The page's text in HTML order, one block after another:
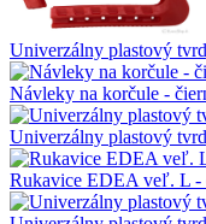
Univerzálny plastový
Návleky na korčule -
Univerzálny plastový
Rukavice EDEA veľ. L -